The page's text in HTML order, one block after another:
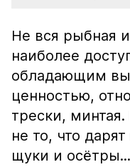
Не вся рыбная
наиболее
обладающим
ценностью,
трески,
не то, что
щуки и осётры...